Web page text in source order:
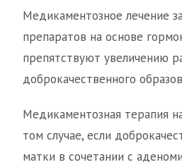
Медикаментозное лечение
препаратов на основе
препятствуют увеличению
доброкачественного
Медикаментозная терапия
том случае, если
матки в сочетании с